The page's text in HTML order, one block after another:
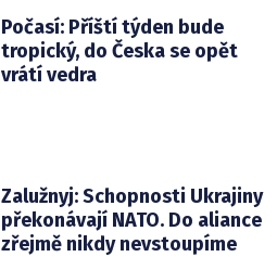
Počasí: Příští týden bude
tropický, do Česka se opět
vrátí vedra
Zalužnyj: Schopnosti Ukrajiny
překonávají NATO. Do aliance
zřejmě nikdy nevstoupíme